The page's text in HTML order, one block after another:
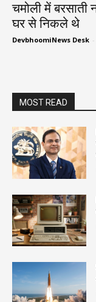
चमोली में
घर से निकले थे
DevbhoomiNews Desk -
MOST READ